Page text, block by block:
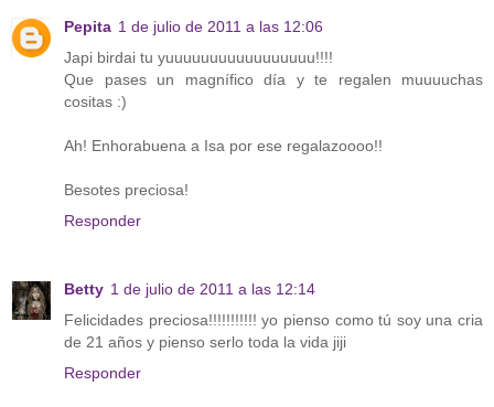
Pepita 1 de julio de 2011 a las 12:06
Japi birdai tu yuuuuuuuuuuuuuuuuu!!!!
Que pases un magnífico día y te regalen muuuuchas
cositas :)
Ah! Enhorabuena a Isa por ese regalazoooo!!
Besotes preciosa!
Responder
Betty 1 de julio de 2011 a las 12:14
Felicidades preciosa!!!!!!!!!!! yo pienso como tú soy una cria
de 21 años y pienso serlo toda la vida jiji
Responder